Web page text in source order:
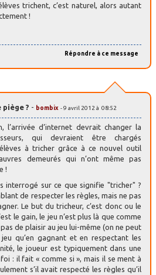
trichent, c’est naturel, alors autant
!
Répondre à ce message
piège ? - bombix - 9 avril 2012 à 08:52
l’arrivée d’internet devrait changer la
qui devraient être chargés
à tricher grâce à ce nouvel outil
demeurés qui n’ont même pas
!
interrogé sur ce que signifie "tricher" ?
de respecter les règles, mais ne pas
Le but du tricheur, c’est donc ou le
le gain, le jeu n’est plus là que comme
de plaisir au jeu lui-même (on ne peut
qu’en gagnant et en respectant les
le joueur est typiquement dans une
: il fait « comme si », mais il se ment à
s’il avait respecté les règles qu’il